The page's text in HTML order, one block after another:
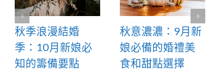
秋季浪漫結婚
季：10月新娘必
知的籌備要點
秋意濃濃：9月新
娘必備的婚禮美
食和甜點選擇